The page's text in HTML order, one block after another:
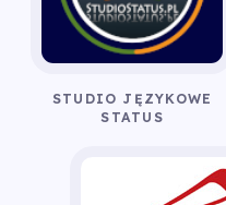
STUDIO JĘZYKOWE
STATUS